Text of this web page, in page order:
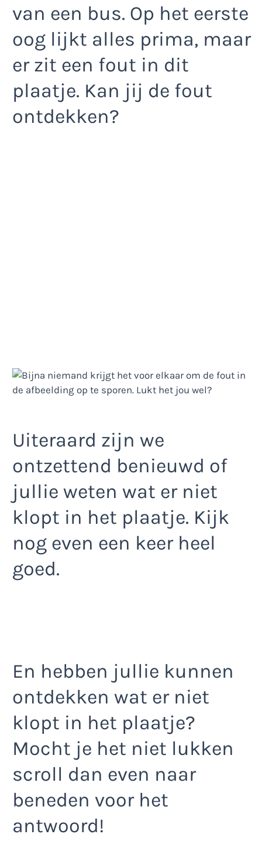
van een bus. Op het eerste
oog lijkt alles prima, maar
er zit een fout in dit
plaatje. Kan jij de fout
ontdekken?
Uiteraard zijn we
ontzettend benieuwd of
jullie weten wat er niet
klopt in het plaatje. Kijk
nog even een keer heel
goed.
En hebben jullie kunnen
ontdekken wat er niet
klopt in het plaatje?
Mocht je het niet lukken
scroll dan even naar
beneden voor het
antwoord!